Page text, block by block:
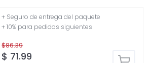
$86.39
$ 71.99
+ Seguro de entrega del paquete
+ 10% para pedidos siguientes